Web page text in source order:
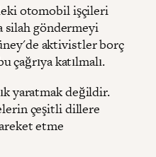
otomobil işçileri
silah göndermeyi
aktivistler borç
katılmalı.
yaratmak değildir.
çeşitli dillere
etme